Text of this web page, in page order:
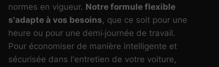
normes en vigueur. Notre formule flexible
s'adapte à vos besoins, que ce soit pour une
heure ou pour une demi‑journée de travail.
Pour économiser de manière intelligente et
sécurisée dans l'entretien de votre voiture,